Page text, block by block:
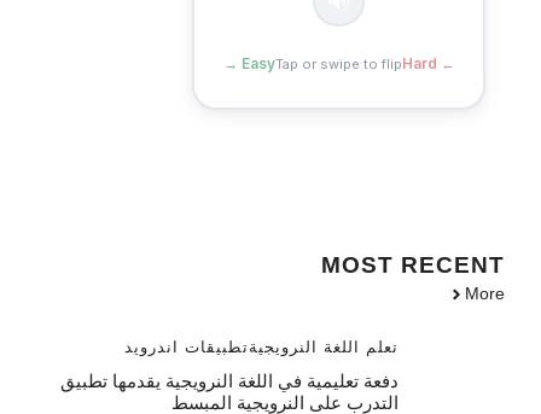
← Hard
Tap or swipe to flip
Easy →
MOST RECENT
More
تعلم اللغة النرويجيةتطبيقات اندرويد
دفعة تعليمية في اللغة النرويجية يقدمها تطبيق
التدرب على النرويجية المبسط